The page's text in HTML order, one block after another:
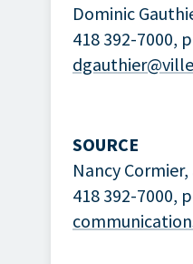
Dominic
418 392-7000,
SOURCE
Nancy
418 392-7000,